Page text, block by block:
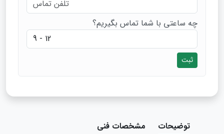
چه ساعتی با شما تماس بگیریم؟
ثبت
توضیحات مشخصات فنی